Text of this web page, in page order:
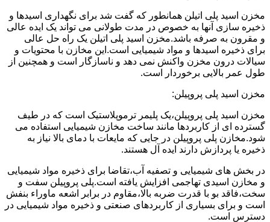
مخزن اسید پلی اتیلن همانطور که گفت شد برای نگهداری اسیدها و
ذخیره سازی آنها به خصوص در مدت طولانی می تواند یک ایده عالی
و مقرون به صرفه باشد.مخزن اسید پلی اتیلن یک راه حل عالی
برای ذخیره اسیدها و مواد شیمیایی است.این مخازن با محتویات و
سیالات درون مخزن واکنش نمی دهد و ناسازگار است و همچنین از
طول عمر بالایی برخوردار است.
مخزن اسید پلی پروپیلن:
مخزن اسید پلی پروپیلن،یک پلیمر ترموپلاستیک است که در طیف
گسترده ای از کاربردها مانند ساخت مخازن شیمیایی استفاده می
شود.مخازن پلی پروپیلن در جایی که مایعات با دمای بالا نیاز به
ذخیره یا پردازش دارند ایده آل هستند.
در بخش های شیمیایی و تصفیه آب،تقاضا برای ذخیره مواد شیمیایی
و مخازن اسیدی تهاجمی افزایش یافته است.پلی پروپیلن سفت و
سخت،فاقد بو با قدرت ضربه بالا،مقاوم در برابر اشعه ماوراء بنفش
است و برای بسیاری از کاربردهای صنعتی و ذخیره مواد شیمیایی در
دسترس است.